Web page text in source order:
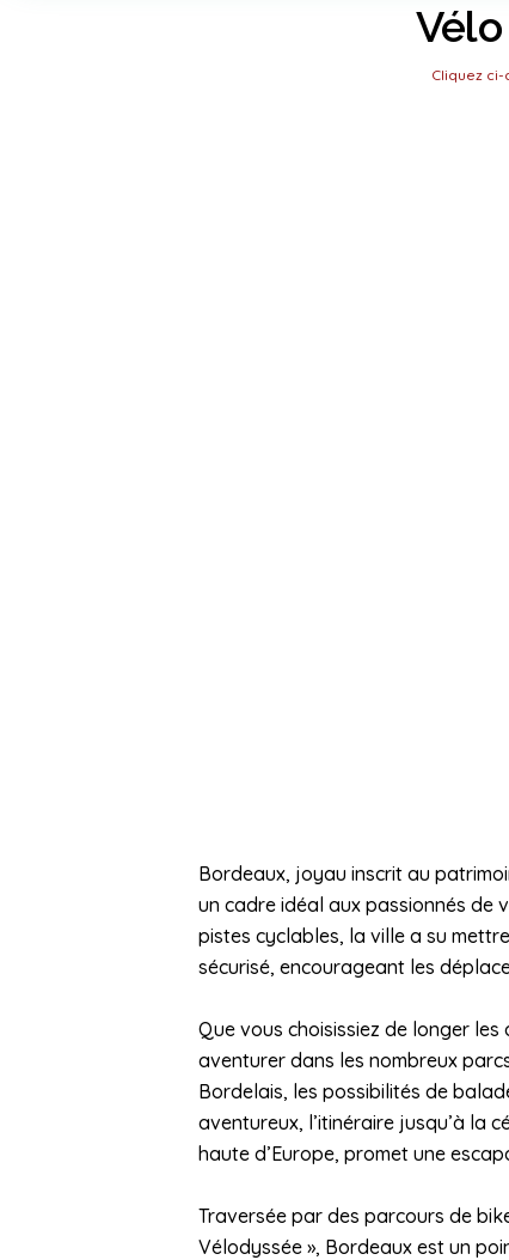
Cliquez
Bordeaux, joyau inscrit au
un cadre idéal aux passionnés de
pistes cyclables, la ville a su
sécurisé, encourageant les
Que vous choisissiez de longer
aventurer dans les nombreux
Bordelais, les possibilités de
aventureux, l’itinéraire jusqu’à la
haute d’Europe, promet une
Traversée par des parcours de
Vélodyssée », Bordeaux est un